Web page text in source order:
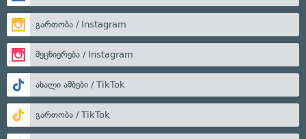
გართობა / Instagram
მეცნიერება / Instagram
ახალი ამბები / TikTok
გართობა / TikTok